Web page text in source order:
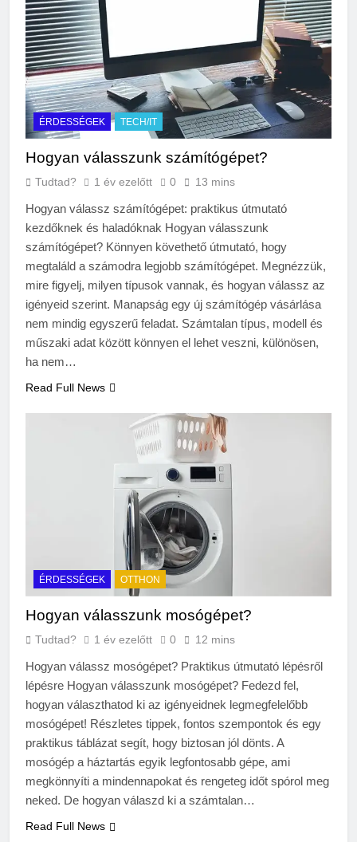
ÉRDESSÉGEK TECH/IT
Hogyan válasszunk számítógépet?
Tudtad? 1 év ezelőtt 0 13 mins
Hogyan válassz számítógépet: praktikus útmutató
kezdőknek és haladóknak Hogyan válasszunk
számítógépet? Könnyen követhető útmutató, hogy
megtaláld a számodra legjobb számítógépet. Megnézzük,
mire figyelj, milyen típusok vannak, és hogyan válassz az
igényeid szerint. Manapság egy új számítógép vásárlása
nem mindig egyszerű feladat. Számtalan típus, modell és
műszaki adat között könnyen el lehet veszni, különösen,
ha nem…
Read Full News
ÉRDESSÉGEK OTTHON
Hogyan válasszunk mosógépet?
Tudtad? 1 év ezelőtt 0 12 mins
Hogyan válassz mosógépet? Praktikus útmutató lépésről
lépésre Hogyan válasszunk mosógépet? Fedezd fel,
hogyan választhatod ki az igényeidnek legmegfelelőbb
mosógépet! Részletes tippek, fontos szempontok és egy
praktikus táblázat segít, hogy biztosan jól dönts. A
mosógép a háztartás egyik legfontosabb gépe, ami
megkönnyíti a mindennapokat és rengeteg időt spórol meg
neked. De hogyan válaszd ki a számtalan…
Read Full News